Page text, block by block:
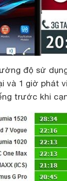
độ sử
và 1 giờ phát
trước khi